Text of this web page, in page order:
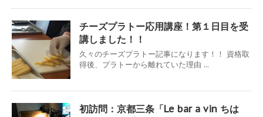
チーズプラトー応用講座！第１日目を受
講しました！！
久々のチーズプラトー記事になります！！ 資格取
得後、プラトーから離れていた理由 ...
初訪問：京都三条「Le bar a vin ちは